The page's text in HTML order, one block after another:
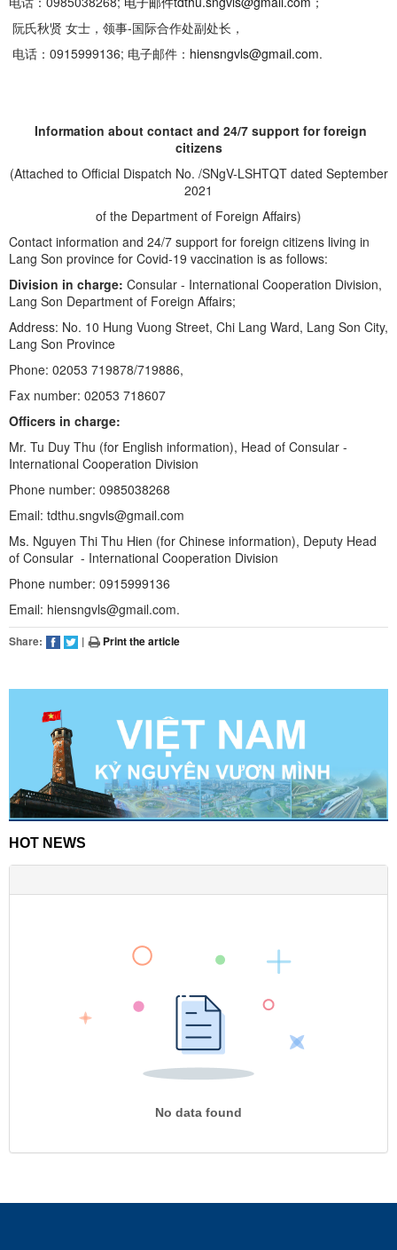
阮氏秋贤 女士，领事-国际合作处副处长，
电话：0915999136; 电子邮件： hiensngvls@gmail.com.
Information about contact and 24/7 support for foreign
citizens
(Attached to Official Dispatch No. /SNgV-LSHTQT dated September
2021
of the Department of Foreign Affairs)
Contact information and 24/7 support for foreign citizens living in
Lang Son province for Covid-19 vaccination is as follows:
Division in charge: Consular - International Cooperation Division,
Lang Son Department of Foreign Affairs;
Address: No. 10 Hung Vuong Street, Chi Lang Ward, Lang Son City,
Lang Son Province
Phone: 02053 719878/719886,
Fax number: 02053 718607
Officers in charge:
Mr. Tu Duy Thu (for English information), Head of Consular -
International Cooperation Division
Phone number: 0985038268
Email: tdthu.sngvls@gmail.com
Ms. Nguyen Thi Thu Hien (for Chinese information), Deputy Head
of Consular - International Cooperation Division
Phone number: 0915999136
Email: hiensngvls@gmail.com.
Share: | Print the article
HOT NEWS
No data found